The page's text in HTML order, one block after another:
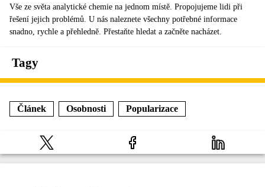
Vše ze světa analytické chemie na jednom místě. Propojujeme lidi při
řešení jejich problémů. U nás naleznete všechny potřebné informace
snadno, rychle a přehledně. Přestaňte hledat a začněte nacházet.
Tagy
Článek Osobnosti Popularizace